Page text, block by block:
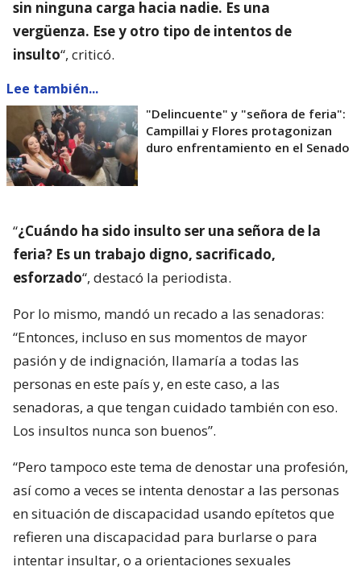
sin ninguna carga hacia nadie. Es una
vergüenza. Ese y otro tipo de intentos de
insulto“, criticó.
Lee también...
"Delincuente" y "señora de feria":
Campillai y Flores protagonizan
duro enfrentamiento en el Senado
“¿Cuándo ha sido insulto ser una señora de la
feria? Es un trabajo digno, sacrificado,
esforzado“, destacó la periodista.
Por lo mismo, mandó un recado a las senadoras:
“Entonces, incluso en sus momentos de mayor
pasión y de indignación, llamaría a todas las
personas en este país y, en este caso, a las
senadoras, a que tengan cuidado también con eso.
Los insultos nunca son buenos”.
“Pero tampoco este tema de denostar una profesión,
así como a veces se intenta denostar a las personas
en situación de discapacidad usando epítetos que
refieren una discapacidad para burlarse o para
intentar insultar, o a orientaciones sexuales